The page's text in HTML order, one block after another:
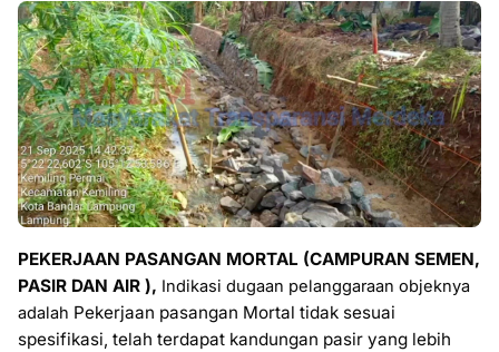
PEKERJAAN PASANGAN MORTAL (CAMPURAN SEMEN,
PASIR DAN AIR ), Indikasi dugaan pelanggaraan objeknya
adalah Pekerjaan pasangan Mortal tidak sesuai
spesifikasi, telah terdapat kandungan pasir yang lebih